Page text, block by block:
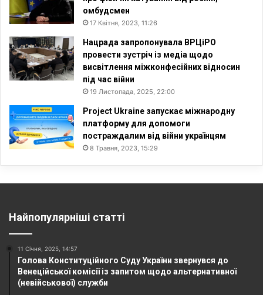
омбудсмен
17 Квітня, 2023, 11:26
Нацрада запропонувала ВРЦіРО
провести зустріч із медіа щодо
висвітлення міжконфесійних відносин
під час війни
19 Листопада, 2025, 22:00
Project Ukraine запускає міжнародну
платформу для допомоги
постраждалим від війни українцям
8 Травня, 2023, 15:29
Найпопулярніші статті
11 Січня, 2025, 14:57
Голова Конституційного Суду України звернувся до
Венеційської комісії із запитом щодо альтернативної
(невійськової) служби